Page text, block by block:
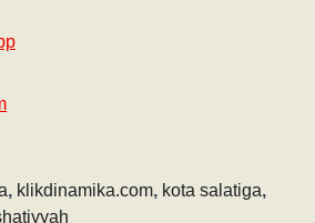
, klikdinamika.com, kota salatiga,